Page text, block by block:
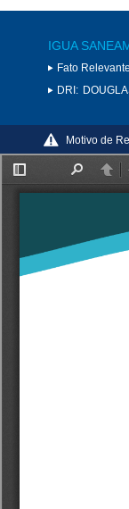
IGUA
Fato Relevante
DRI:
Motivo de